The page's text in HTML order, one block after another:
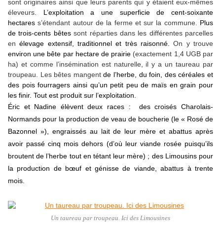
sont originaires ainsi que leurs parents qui y étaient eux-mêmes
éleveurs. L’exploitation a une superficie de cent-soixante
hectares s’étendant autour de la ferme et sur la commune. Plus
de trois-cents bêtessont réparties dans les différentes parcelles
enélevage extensif, traditionnel et très raisonné.
On y trouve
environ une bête par hectare de prairie (exactement 1,4 UGB par
ha) et comme l’insémination est naturelle, il y a un taureau par
troupeau. Les bêtes mangentde l’herbe, du foin, des céréales et
des pois fourragers ainsi qu’un petit peu de maïs en grain pour
les finir. Tout est produit sur l’exploitation.
Éric et Nadine élèvent deux races : des croisés Charolais-
Normands pour la production de veau de boucherie (le « Rosé de
Bazonnel »), engraissés au lait de leur mère et abattus après
avoir passé cinq mois dehors (d’où leur viande rosée puisqu’ils
broutent de l’herbe tout en tétant leur mère) ; des Limousins pour
la production de bœuf et génisse de viande, abattus à trente
mois.
Un taureau par troupeau. Ici des Limousines